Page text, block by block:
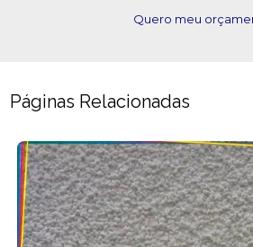
Quero meu
Páginas Relacionadas